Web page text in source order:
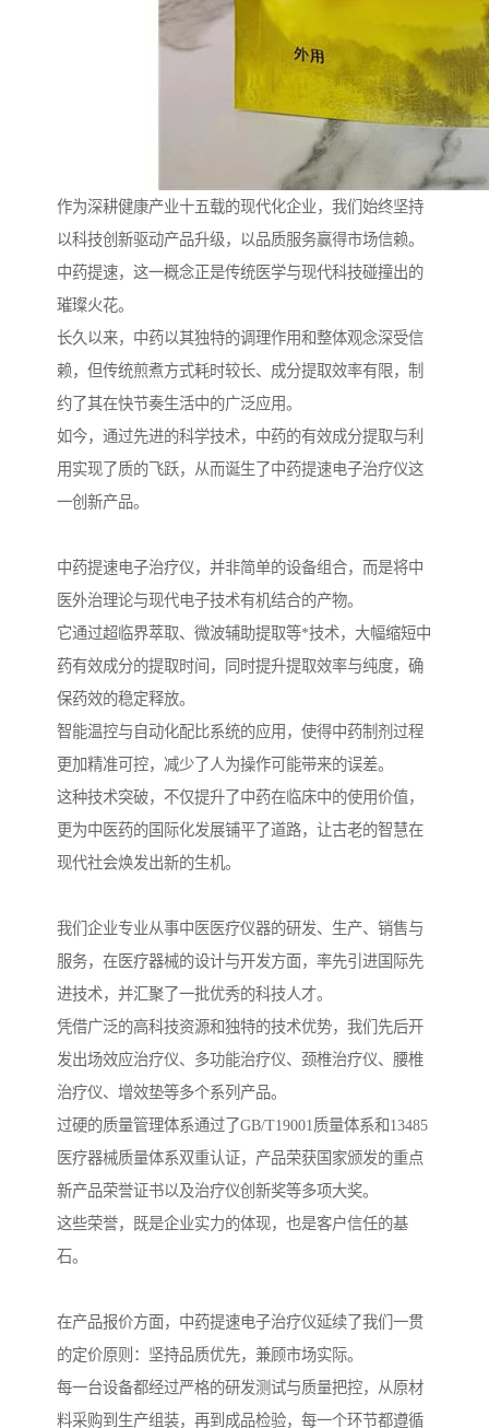
作为深耕健康产业十五载的现代化企业，我们始终坚持
以科技创新驱动产品升级，以品质服务赢得市场信赖。
中药提速，这一概念正是传统医学与现代科技碰撞出的
璀璨火花。
长久以来，中药以其独特的调理作用和整体观念深受信
赖，但传统煎煮方式耗时较长、成分提取效率有限，制
约了其在快节奏生活中的广泛应用。
如今，通过先进的科学技术，中药的有效成分提取与利
用实现了质的飞跃，从而诞生了中药提速电子治疗仪这
一创新产品。
中药提速电子治疗仪，并非简单的设备组合，而是将中
医外治理论与现代电子技术有机结合的产物。
它通过超临界萃取、微波辅助提取等*技术，大幅缩短中
药有效成分的提取时间，同时提升提取效率与纯度，确
保药效的稳定释放。
智能温控与自动化配比系统的应用，使得中药制剂过程
更加精准可控，减少了人为操作可能带来的误差。
这种技术突破，不仅提升了中药在临床中的使用价值，
更为中医药的国际化发展铺平了道路，让古老的智慧在
现代社会焕发出新的生机。
我们企业专业从事中医医疗仪器的研发、生产、销售与
服务，在医疗器械的设计与开发方面，率先引进国际先
进技术，并汇聚了一批优秀的科技人才。
凭借广泛的高科技资源和独特的技术优势，我们先后开
发出场效应治疗仪、多功能治疗仪、颈椎治疗仪、腰椎
治疗仪、增效垫等多个系列产品。
过硬的质量管理体系通过了GB/T19001质量体系和13485
医疗器械质量体系双重认证，产品荣获国家颁发的重点
新产品荣誉证书以及治疗仪创新奖等多项大奖。
这些荣誉，既是企业实力的体现，也是客户信任的基
石。
在产品报价方面，中药提速电子治疗仪延续了我们一贯
的定价原则：坚持品质优先，兼顾市场实际。
每一台设备都经过严格的研发测试与质量把控，从原材
料采购到生产组装，再到成品检验，每一个环节都遵循